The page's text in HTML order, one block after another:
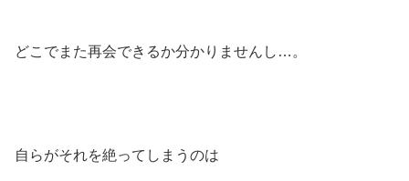
どこでまた再会できるか分かりませんし…。
自らがそれを絶ってしまうのは